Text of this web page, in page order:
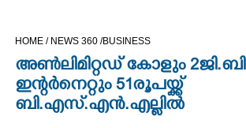
CINEMA
OPINION
HOME / NEWS 360 /BUSINESS
അൺലിമിറ്റഡ് കോളും 2ജി.ബി
ഇന്റർനെറ്റും 51രൂപയ്ക്ക്
ബി.എസ്.എൻ.എല്ലിൽ